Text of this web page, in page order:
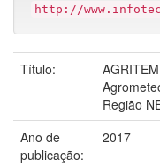
http://
Título:
Região
Ano de
publicação:
2017